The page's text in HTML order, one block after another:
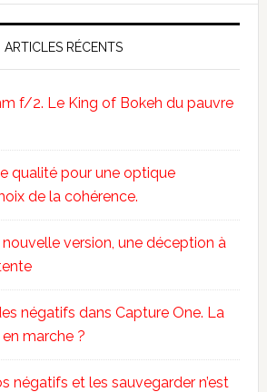
ARTICLES RÉCENTS
f/2. Le King of Bokeh du pauvre
qualité pour une optique
de la cohérence.
version, une déception à
négatifs dans Capture One. La
marche ?
négatifs et les sauvegarder n’est